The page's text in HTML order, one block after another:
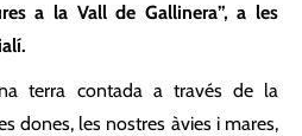
a la Vall de Gallinera”, a les
terra contada a través de la
dones, les nostres àvies i mares,